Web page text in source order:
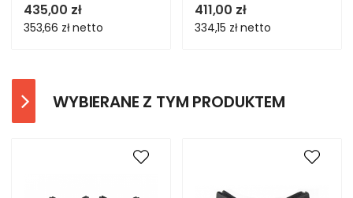
435,00 zł
353,66 złnetto
411,00 zł
334,15 złnetto
WYBIERANE Z TYM PRODUKTEM